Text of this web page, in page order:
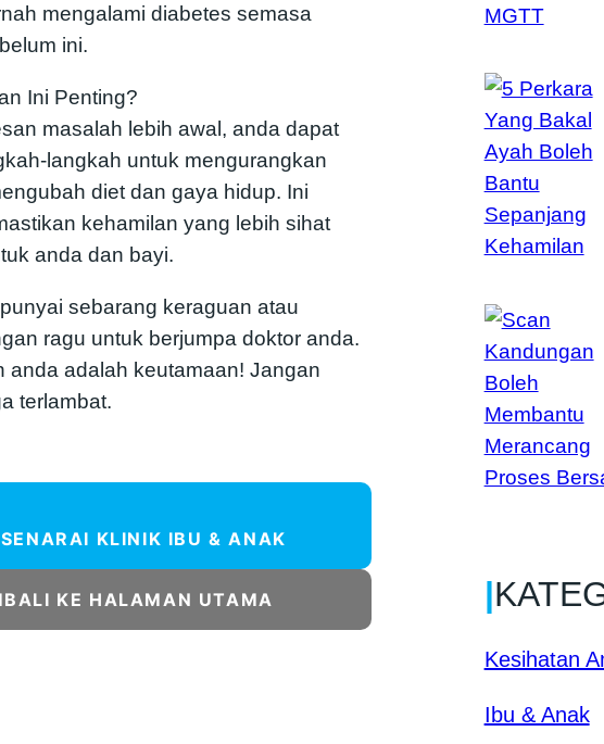
mengalami diabetes semasa
ini.
Ini Penting?
masalah lebih awal, anda dapat
langkah untuk mengurangkan
diet dan gaya hidup. Ini
kehamilan yang lebih sihat
anda dan bayi.
sebarang keraguan atau
ragu untuk berjumpa doktor anda.
anda adalah keutamaan! Jangan
terlambat.
KLINIK IBU & ANAK
KE HALAMAN UTAMA |
Kesihatan
Ibu & Anak